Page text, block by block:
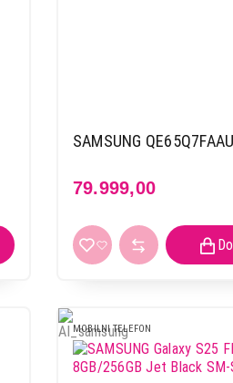
SAMSUNG
79.999,00
MOBILNI TELEFON